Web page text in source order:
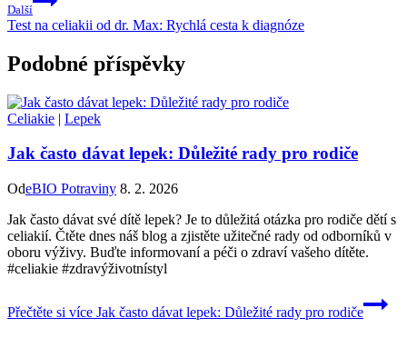
Další
Test na celiakii od dr. Max: Rychlá cesta k diagnóze
Podobné příspěvky
Celiakie | Lepek
Jak často dávat lepek: Důležité rady pro rodiče
OdeBIO Potraviny 8. 2. 2026
Jak často dávat své dítě lepek? Je to důležitá otázka pro rodiče dětí s
celiakií. Čtěte dnes náš blog a zjistěte užitečné rady od odborníků v
oboru výživy. Buďte informovaní a péči o zdraví vašeho dítěte.
#celiakie #zdravýživotnístyl
Přečtěte si více Jak často dávat lepek: Důležité rady pro rodiče